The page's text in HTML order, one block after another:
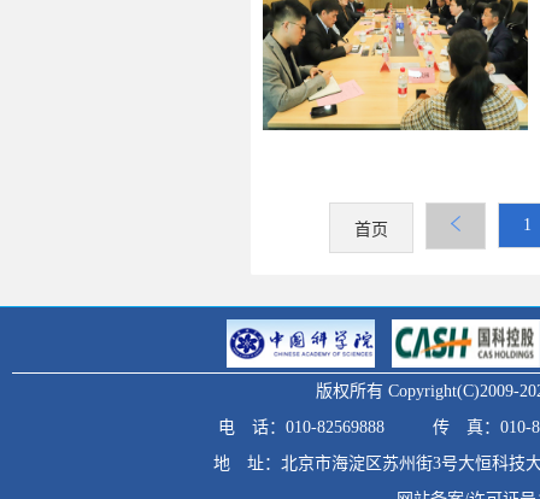
首页 1
版权所有 Copyright(C)2009-
电 话：010-82569888
传 真：010-
地 址：北京市海淀区苏州街3号大恒科技